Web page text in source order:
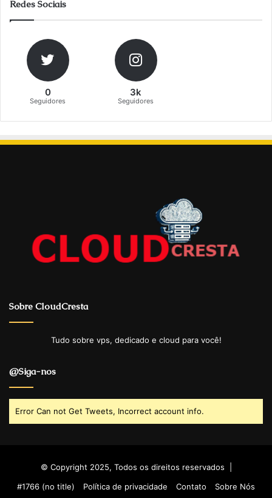
Redes Sociais
0
Seguidores
3k
Seguidores
Sobre CloudCresta
Tudo sobre vps, dedicado e cloud para você!
@Siga-nos
Error Can not Get Tweets, Incorrect account info.
© Copyright 2025, Todos os direitos reservados |
#1766 (no title)
Política de privacidade Contato Sobre Nós